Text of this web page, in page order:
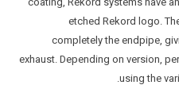
etched Rekord logo.
completely the endpipe,
exhaust. Depending on version,
using the